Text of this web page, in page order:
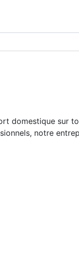
domestique sur
notre